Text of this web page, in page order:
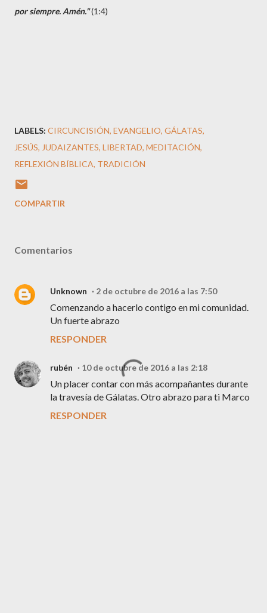
por siempre. Amén."(1:4)
LABELS: CIRCUNCISIÓN EVANGELIO GÁLATAS
JESÚS JUDAIZANTES LIBERTAD MEDITACIÓN
REFLEXIÓN BÍBLICA TRADICIÓN
COMPARTIR
Comentarios
Unknown 2 de octubre de 2016 a las 7:50
Comenzando a hacerlo contigo en mi comunidad.
Un fuerte abrazo
RESPONDER
rubén 10 de octubre de 2016 a las 2:18
Un placer contar con más acompañantes durante
la travesía de Gálatas. Otro abrazo para ti Marco
RESPONDER